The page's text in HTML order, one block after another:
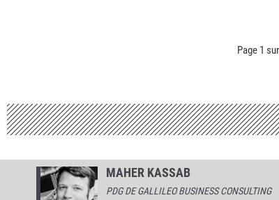
Page 1
MAHER KASSAB
PDG DE GALLILEO BUSINESS CONSULTING